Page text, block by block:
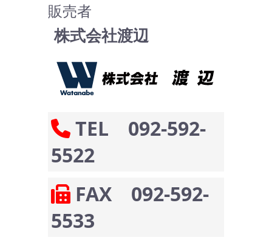
販売者
株式会社渡辺
TEL 092-592-
5522
FAX 092-592-
5533